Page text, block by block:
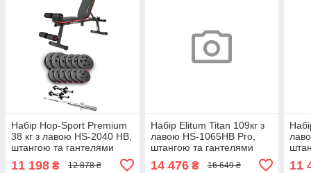
Набір Hop-Sport Premium
38 кг з лавою HS-2040 HB,
штангою та гантелями
11 198 ₴ 12 878 ₴
Набір Elitum Titan 109кг з
лавою HS-1065HB Pro,
штангою та гантелями
14 476₴ 16 649 ₴ 11